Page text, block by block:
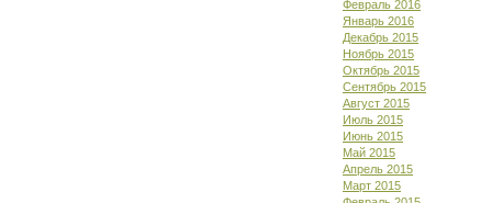
Февраль 2016
Январь 2016
Декабрь 2015
Ноябрь 2015
Октябрь 2015
Сентябрь 2015
Август 2015
Июль 2015
Июнь 2015
Май 2015
Апрель 2015
Март 2015